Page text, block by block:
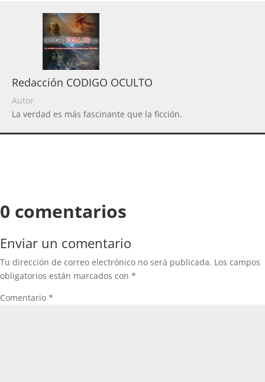
Redacción CODIGO OCULTO
Autor
La verdad es más fascinante que la ficción.
0 comentarios
Enviar un comentario
Tu dirección de correo electrónico no será publicada. Los campos
obligatorios están marcados con *
Comentario *